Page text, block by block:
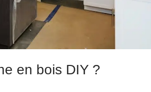
en bois DIY ?